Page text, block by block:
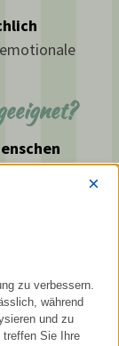
nicht
für
×
zu verbessern.
während
und zu
treffen Sie Ihre